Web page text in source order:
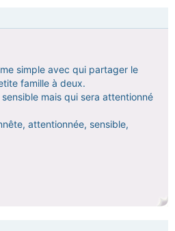
simple avec qui partager le
famille à deux.
mais qui sera attentionné
attentionnée, sensible,